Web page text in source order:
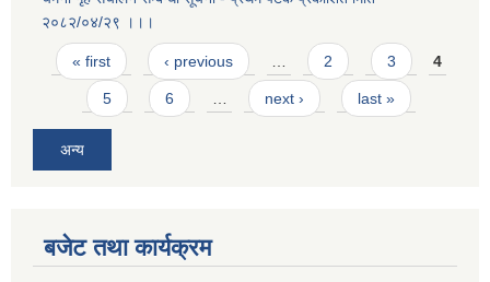
२०८२/०४/२९ ।।।
Pages
« first ‹ previous … 2 3 4
5 6 … next › last »
अन्य
बजेट तथा कार्यक्रम